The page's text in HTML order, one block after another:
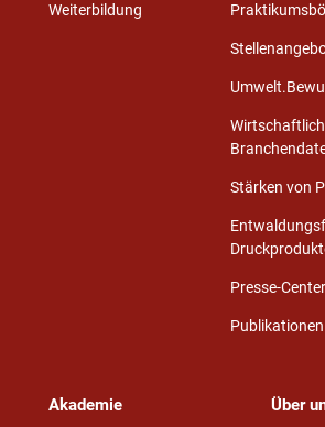
Weiterbildung
Stärken von
Presse-Center
Publikationen
Akademie Über